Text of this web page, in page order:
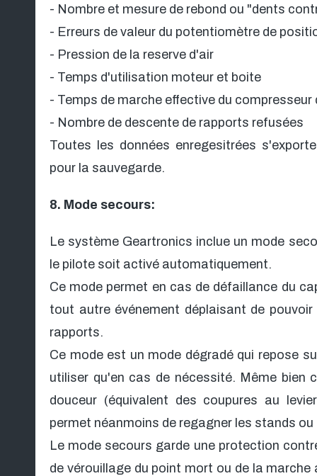
- Nombre et mesure de rebond ou "dents
- Erreurs de valeur du potentiomètre de
- Pression de la reserve d'air
- Temps d'utilisation moteur et boite
- Temps de marche effective du compresseur
- Nombre de descente de rapports refusées
Toutes les données enregesitrées
pour la sauvegarde.
8. Mode secours:
Le système Geartronics inclue un mode
le pilote soit activé automatiquement.
Ce mode permet en cas de défaillance du
tout autre événement déplaisant de
rapports.
Ce mode est un mode dégradé qui repose
utiliser qu'en cas de nécessité. Même bien
douceur (équivalent des coupures au
permet néanmoins de regagner les stands ou
Le mode secours garde une protection
de vérouillage du point mort ou de la